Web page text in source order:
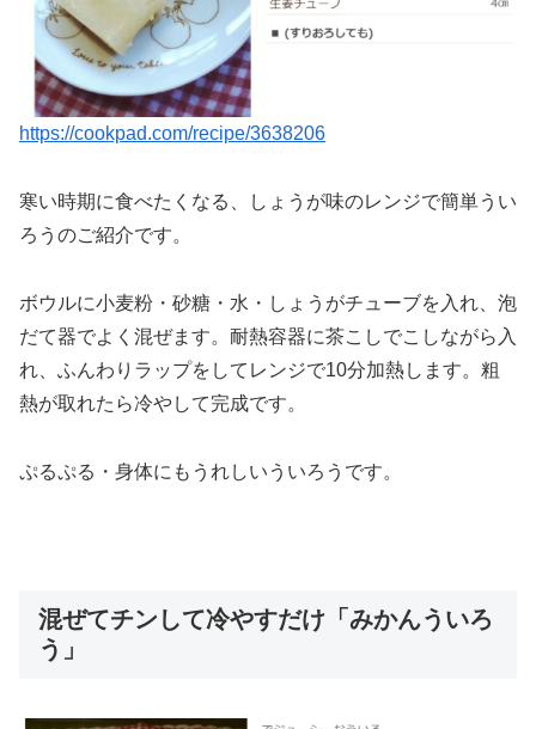
https://cookpad.com/recipe/3638206
寒い時期に食べたくなる、しょうが味のレンジで簡単うい
ろうのご紹介です。
ボウルに小麦粉・砂糖・水・しょうがチューブを入れ、泡
だて器でよく混ぜます。耐熱容器に茶こしでこしながら入
れ、ふんわりラップをしてレンジで10分加熱します。粗
熱が取れたら冷やして完成です。
ぷるぷる・身体にもうれしいういろうです。
混ぜてチンして冷やすだけ「みかんういろ
う」